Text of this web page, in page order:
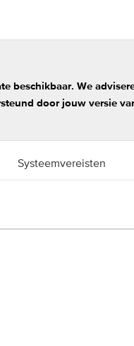
beschikbaar. We
door jouw versie
Systeemvereisten